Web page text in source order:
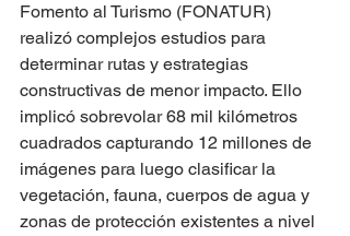
Fomento al Turismo (FONATUR)
realizó complejos estudios para
determinar rutas y estrategias
constructivas de menor impacto. Ello
implicó sobrevolar 68 mil kilómetros
cuadrados capturando 12 millones de
imágenes para luego clasificar la
vegetación, fauna, cuerpos de agua y
zonas de protección existentes a nivel